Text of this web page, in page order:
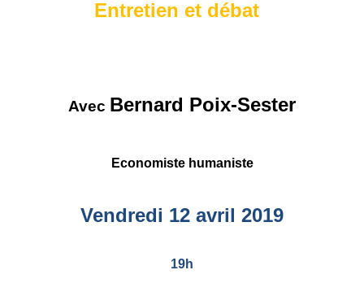
Entretien et débat
Avec Bernard Poix-Sester
Economiste humaniste
Vendredi 12 avril 2019
19h